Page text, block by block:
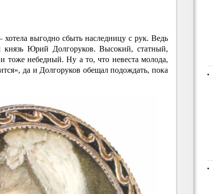
выгодно сбыть наследницу с рук. Ведь
князь Юрий Долгоруков. Высокий, статный,
тоже небедный. Ну а то, что невеста молода,
да и Долгоруков обещал подождать, пока